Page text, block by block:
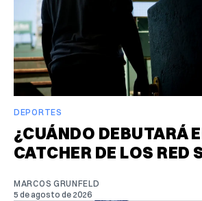
DEPORTES
¿CUÁNDO DEBUTARÁ
CATCHER DE LOS RED
MARCOS GRUNFELD
5 de agosto de 2026